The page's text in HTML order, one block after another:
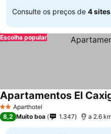
Consulte os preços de 4 sites
Escolha popular
2 EstrelasAparthotel
Apartamentos El
8,2 Muito boa 1.347 a 2.6